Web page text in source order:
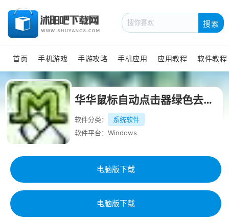
搜索
首页 手机游戏 手游攻略 手机应用 应用教程 软件教程
华华鼠标自动点击器绿色去广告版
软件分类：
系统软件
软件平台：Windows
电脑版下载
电脑版下载